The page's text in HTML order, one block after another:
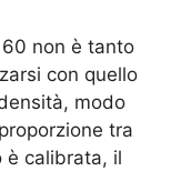
non è tanto
con quello
modo
tra
è calibrata, il